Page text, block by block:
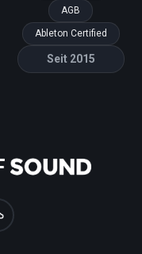
AGB
Ableton Certified
Seit 2015